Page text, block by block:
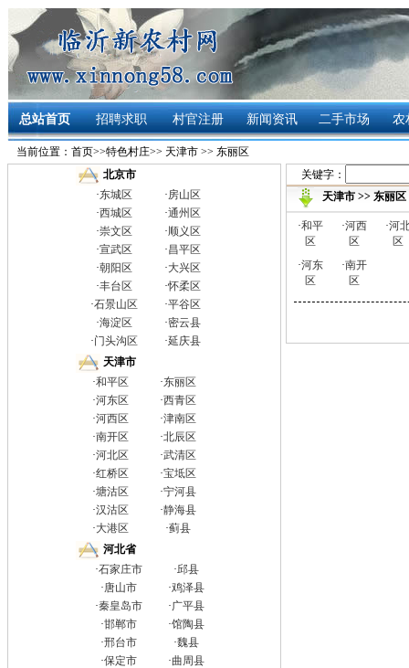
总站首页 招聘求职 村官注册 新闻资讯 二手市场 农
当前位置： 首页>>特色村庄>> 天津市 >> 东丽区
北京市
·东城区 ·房山区
·西城区 ·通州区
·崇文区 ·顺义区
·宣武区 ·昌平区
·朝阳区 ·大兴区
·丰台区 ·怀柔区
·石景山区 ·平谷区
·海淀区 ·密云县
·门头沟区 ·延庆县
天津市
·和平区 ·东丽区
·河东区 ·西青区
·河西区 ·津南区
·南开区 ·北辰区
·河北区 ·武清区
·红桥区 ·宝坻区
·塘沽区 ·宁河县
·汉沽区 ·静海县
·大港区 ·蓟县
河北省
·石家庄市 ·邱县
·唐山市 ·鸡泽县
·秦皇岛市 ·广平县
·邯郸市 ·馆陶县
·邢台市 ·魏县
·保定市 ·曲周县
关键字：
天津市 >> 东丽区
·和平
区
·河西
区
·河
区
·河东
区
·南开
区